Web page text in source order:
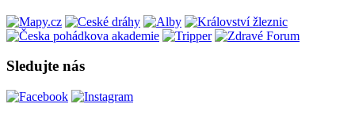
Sledujte nás